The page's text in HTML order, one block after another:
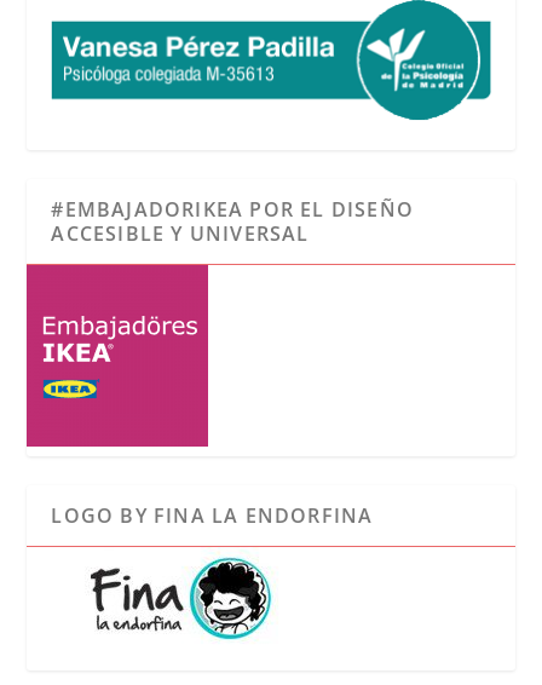
#EMBAJADORIKEA POR EL DISEÑO
ACCESIBLE Y UNIVERSAL
LOGO BY FINA LA ENDORFINA